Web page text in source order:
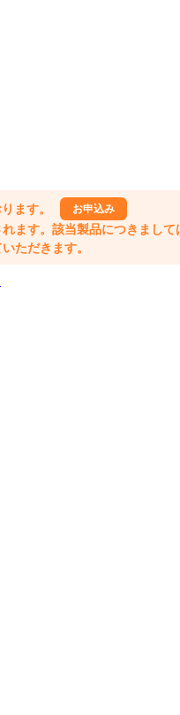
ます。 お申込み
す。該当製品につきまして
ただきます。